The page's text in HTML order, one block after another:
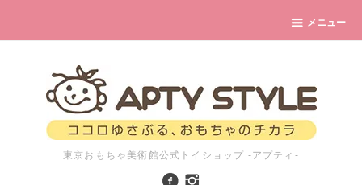
メニュー
東京おもちゃ美術館公式トイショップ -アプティ-